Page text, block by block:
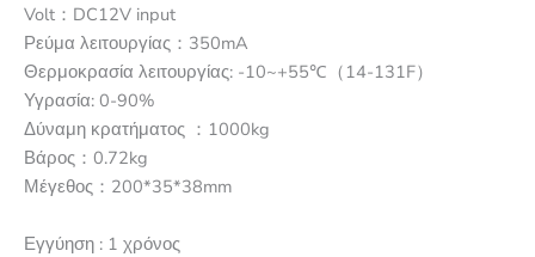
Volt：DC12V input
Ρεύμα λειτουργίας：350mA
Θερμοκρασία λειτουργίας: -10~+55℃（14-131F）
Υγρασία: 0-90%
Δύναμη κρατήματος ：1000kg
Βάρος：0.72kg
Μέγεθος：200*35*38mm
Εγγύηση : 1 χρόνος